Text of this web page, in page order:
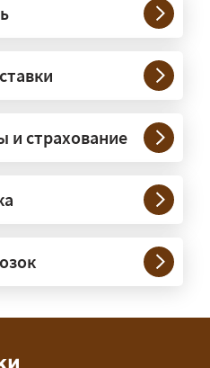
—
на
технику и
подбираем
и вес груза.
в машинах
от габаритов
это определяется
и страхование